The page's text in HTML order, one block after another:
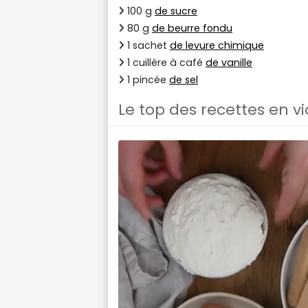
100 g de sucre
80 g de beurre fondu
1 sachet de levure chimique
1 cuillère à café de vanille
1 pincée de sel
Le top des recettes en